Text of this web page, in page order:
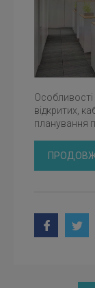
Особливості
відкритих,
планування